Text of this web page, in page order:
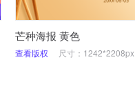
芒种海报 黄色
查看版权 尺寸：1242*2208px